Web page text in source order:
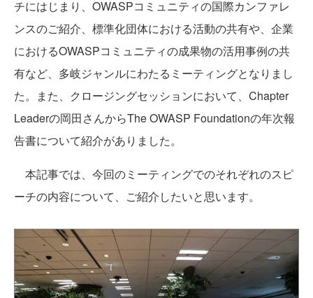
チにはじまり、OWASPコミュニティの国際カンファレ
ンスのご紹介、標準化団体における活動の共有や、企業
におけるOWASPコミュニティの成果物の活用事例の共
有など、多岐ジャンルにわたるミーティングとなりまし
た。また、クロージングセッションにおいて、Chapter
Leaderの岡田さんからThe OWASP Foundationの年次報
告書について紹介がありました。
本記事では、今回のミーティングでのそれぞれのスピ
ーチの内容について、ご紹介したいと思います。